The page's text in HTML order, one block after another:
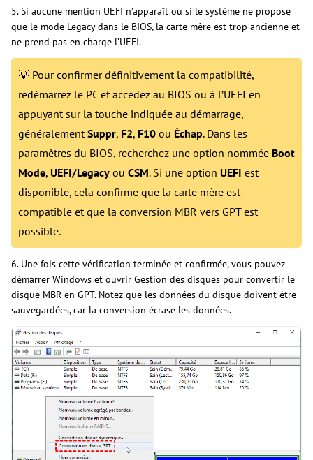
5. Si aucune mention UEFI n’apparaît ou si le système ne propose
que le mode Legacy dans le BIOS, la carte mère est trop ancienne et
ne prend pas en charge l’UEFI.
💡 Pour confirmer définitivement la compatibilité,
redémarrez le PC et accédez au BIOS ou à l’UEFI en
appuyant sur la touche indiquée au démarrage,
généralement Suppr, F2, F10 ou Échap. Dans les
paramètres du BIOS, recherchez une option nommée Boot
Mode, UEFI/Legacy ou CSM. Si une option UEFI est
disponible, cela confirme que la carte mère est
compatible et que la conversion MBR vers GPT est
possible.
6. Une fois cette vérification terminée et confirmée, vous pouvez
démarrer Windows et ouvrir Gestion des disques pour convertir le
disque MBR en GPT. Notez que les données du disque doivent être
sauvegardées, car la conversion écrase les données.